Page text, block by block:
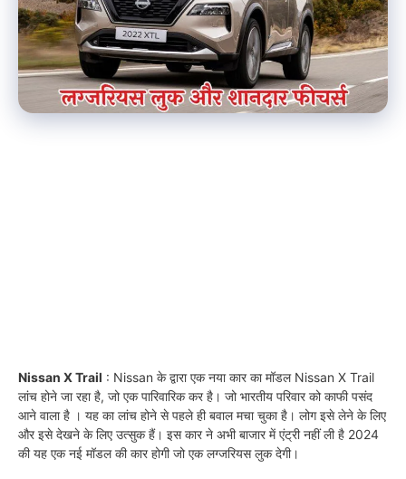
Nissan X Trail : Nissan के द्वारा एक नया कार का मॉडल Nissan X Trail
लांच होने जा रहा है, जो एक पारिवारिक कर है। जो भारतीय परिवार को काफी पसंद
आने वाला है । यह का लांच होने से पहले ही बवाल मचा चुका है। लोग इसे लेने के लिए
और इसे देखने के लिए उत्सुक हैं। इस कार ने अभी बाजार में एंट्री नहीं ली है 2024
की यह एक नई मॉडल की कार होगी जो एक लग्जरियस लुक देगी।